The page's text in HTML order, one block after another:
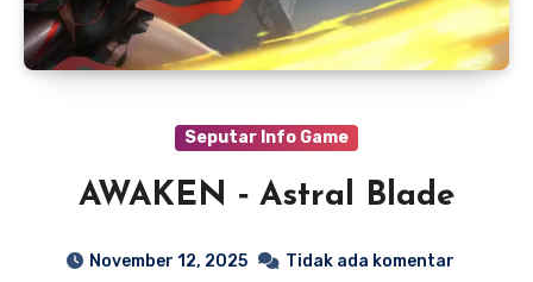
Seputar Info Game
AWAKEN ‑ Astral Blade
November 12, 2025 Tidak ada komentar